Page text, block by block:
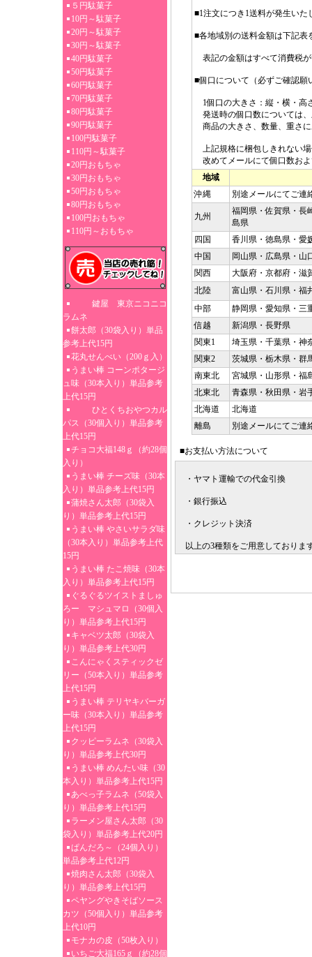
５円駄菓子
10円～駄菓子
20円～駄菓子
30円～駄菓子
40円駄菓子
50円駄菓子
60円駄菓子
70円駄菓子
80円駄菓子
90円駄菓子
100円駄菓子
110円～駄菓子
20円おもちゃ
30円おもちゃ
50円おもちゃ
80円おもちゃ
100円おもちゃ
110円～おもちゃ
鍵屋 東京ニコニコ
ラムネ
餅太郎（30袋入り）単品
参考上代15円
花丸せんべい（200ｇ入）
うまい棒 コーンポタージ
ュ味（30本入り）単品参考
上代15円
ひとくちおやつカル
パス（30個入り）単品参考
上代15円
チョコ大福148ｇ（約28個
入り）
うまい棒 チーズ味（30本
入り）単品参考上代15円
蒲焼さん太郎（30袋入
り）単品参考上代15円
うまい棒 やさいサラダ味
（30本入り）単品参考上代
15円
うまい棒 たこ焼味（30本
入り）単品参考上代15円
ぐるぐるツイストましゅ
ろー マシュマロ（30個入
り）単品参考上代15円
キャベツ太郎（30袋入
り）単品参考上代30円
こんにゃくスティックゼ
リー（50本入り）単品参考
上代15円
うまい棒 テリヤキバーガ
ー味（30本入り）単品参考
上代15円
クッピーラムネ（30袋入
り）単品参考上代30円
うまい棒 めんたい味（30
本入り）単品参考上代15円
あべっ子ラムネ（50袋入
り）単品参考上代15円
ラーメン屋さん太郎（30
袋入り）単品参考上代20円
ぱんだろ～（24個入り）
単品参考上代12円
焼肉さん太郎（30袋入
り）単品参考上代15円
ペヤングやきそばソース
カツ（50個入り）単品参考
上代10円
モナカの皮（50枚入り）
いちご大福165ｇ（約28個
■1注文につき1送料が発生いた
■各地域別の送料金額は下記表
表記の金額はすべて消費税
■個口について（必ずご確認願
1個口の大きさ：縦・横・高
発送時の個口数については
商品の大きさ、数量、重さ
上記規格に梱包しきれない
改めてメールにて個口数お
地域
沖縄
別途メールにてご連
九州
福岡県・佐賀県・長
島県
四国
香川県・徳島県・愛
中国
岡山県・広島県・山
関西
大阪府・京都府・滋
北陸
富山県・石川県・福
中部
静岡県・愛知県・三
信越
新潟県・長野県
関東1
埼玉県・千葉県・神
関東2
茨城県・栃木県・群
南東北
宮城県・山形県・福
北東北
青森県・秋田県・岩
北海道
北海道
離島
別途メールにてご連
■お支払い方法について
・ヤマト運輸での代金引換
・銀行振込
・クレジット決済
以上の3種類をご用意しておりま